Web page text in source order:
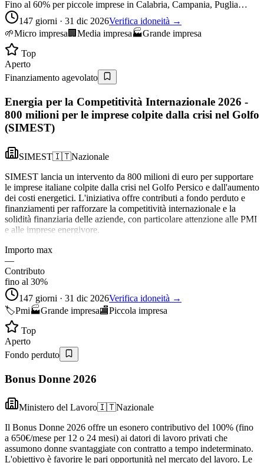
Fino al 60% per piccole imprese in Calabria, Campania, Puglia…
147 giorni · 31 dic 2026Verifica idoneità →
🌱Micro impresa 🏢 Media impresa🏭Grande impresa
Top
Aperto
Finanziamento agevolato
Energia per la Competitività Internazionale 2026 -
800 milioni per le imprese colpite dalla crisi nel Golfo
(SIMEST)
SIMEST🇮🇹Nazionale
SIMEST lancia un intervento da 800 milioni di euro per supportare
le imprese italiane colpite dalla crisi nel Golfo Persico e dall'aumento
dei costi energetici. L'iniziativa offre contributi a fondo perduto e
finanziamenti per rafforzare la competitività internazionale e la
solidità finanziaria delle aziende, con particolare attenzione alle PMI
e alle imprese energivore.
Importo max
—
Contributo
fino al 30%
147 giorni · 31 dic 2026Verifica idoneità →
🏷️Pmi🏭Grande impresa🏬Piccola impresa
Top
Aperto
Fondo perduto
Bonus Donne 2026
Ministero del Lavoro🇮🇹Nazionale
Il Bonus Donne 2026 offre un esonero contributivo del 100% (fino
a 650€/mese per 12 o 24 mesi) ai datori di lavoro privati che
assumono donne svantaggiate con contratto a tempo indeterminato.
L'obiettivo è favorire le pari opportunità nel mercato del lavoro. Le